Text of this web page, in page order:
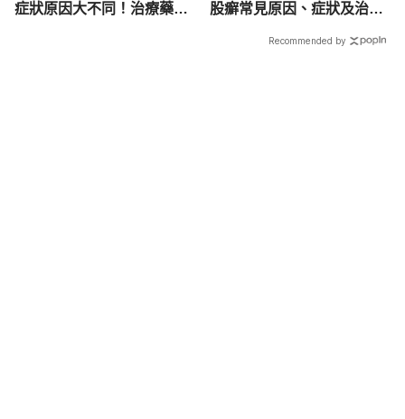
症狀原因大不同！治療藥膏
股癬常見原因、症狀及治療
Recommended by